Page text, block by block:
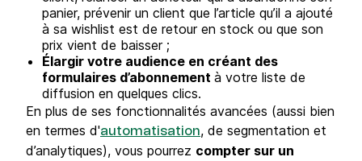
panier, prévenir un client que l’article qu’il a ajouté
à sa wishlist est de retour en stock ou que son
prix vient de baisser ;
Élargir votre audience en créant des
formulaires d’abonnement à votre liste de
diffusion en quelques clics.
En plus de ses fonctionnalités avancées (aussi bien
en termes d'automatisation, de segmentation et
d’analytiques), vous pourrez compter sur un